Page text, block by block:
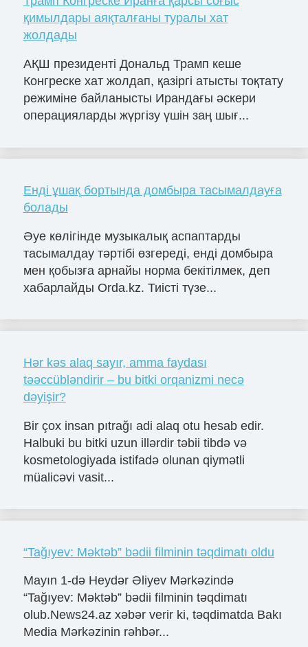
қимылдары аяқталғаны туралы хат
жолдады
АҚШ президенті Дональд Трамп кеше
Конгреске хат жолдап, қазіргі атысты тоқтату
режиміне байланысты Ирандағы әскери
операцияларды жүргізу үшін заң шығ...
Енді ұшақ бортында домбыра тасымалдауға
болады
Әуе көлігінде музыкалық аспаптарды
тасымалдау тәртібі өзгереді, енді домбыра
мен қобызға арнайы норма бекітілмек, деп
хабарлайды Orda.kz. Тиісті түзе...
Hər kəs alaq sayır, amma faydası
təəccübləndirir – bu bitki orqanizmi necə
dəyişir?
Bir çox insan pıtrağı adi alaq otu hesab edir.
Halbuki bu bitki uzun illərdir təbii tibdə və
kosmetologiyada istifadə olunan qiymətli
müalicəvi vasit...
“Tağıyev: Məktəb” bədii filminin təqdimatı oldu
Mayın 1-də Heydər Əliyev Mərkəzində
“Tağıyev: Məktəb” bədii filminin təqdimatı
olub.News24.az xəbər verir ki, təqdimatda Bakı
Media Mərkəzinin rəhbər...